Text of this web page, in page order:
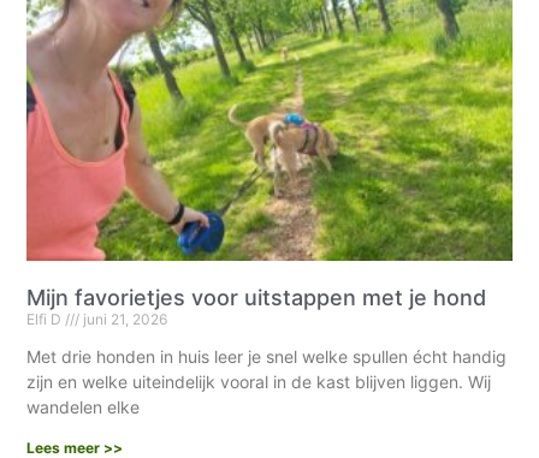
Mijn favorietjes voor uitstappen met je hond
Elfi D juni 21, 2026
Met drie honden in huis leer je snel welke spullen écht handig
zijn en welke uiteindelijk vooral in de kast blijven liggen. Wij
wandelen elke
Lees meer >>